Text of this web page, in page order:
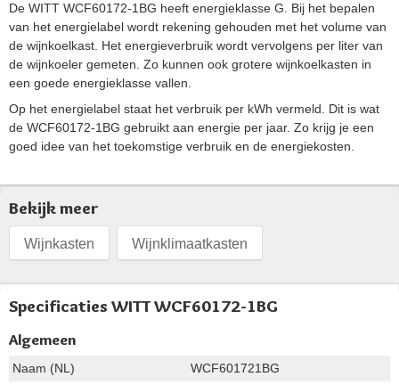
De WITT WCF60172-1BG heeft energieklasse G. Bij het bepalen
van het energielabel wordt rekening gehouden met het volume van
de wijnkoelkast. Het energieverbruik wordt vervolgens per liter van
de wijnkoeler gemeten. Zo kunnen ook grotere wijnkoelkasten in
een goede energieklasse vallen.
Op het energielabel staat het verbruik per kWh vermeld. Dit is wat
de WCF60172-1BG gebruikt aan energie per jaar. Zo krijg je een
goed idee van het toekomstige verbruik en de energiekosten.
Bekijk meer
Wijnkasten Wijnklimaatkasten
Specificaties WITT WCF60172-1BG
Algemeen
Naam (NL)
WCF601721BG